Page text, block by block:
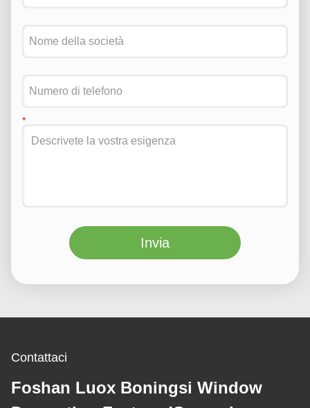
Invia
Contattaci
Foshan Luox Boningsi Window